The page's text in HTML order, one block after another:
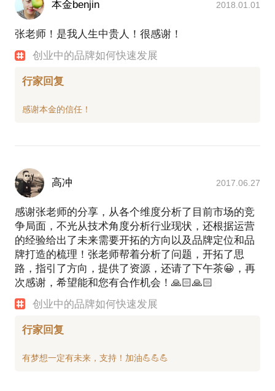
本金benjin 2018.01.01
张老师！是我人生中贵人！很感谢！
创业中的品牌如何快速发展
行家回复
高冲 2017.06.27
感谢张老师的分享，从各个维度分析了目前市场的竞
争局面，不光从技术角度分析行业现状，还根据运营
的经验给出了未来需要开拓的方向以及品牌定位和品
牌打造的梳理！张老师帮着分析了问题，开拓了思
路，指引了方向，提供了资源，还请了下午茶😀，再
次感谢，希望能和您有合作机会！🙏🏻🙏🏻
创业中的品牌如何快速发展
行家回复